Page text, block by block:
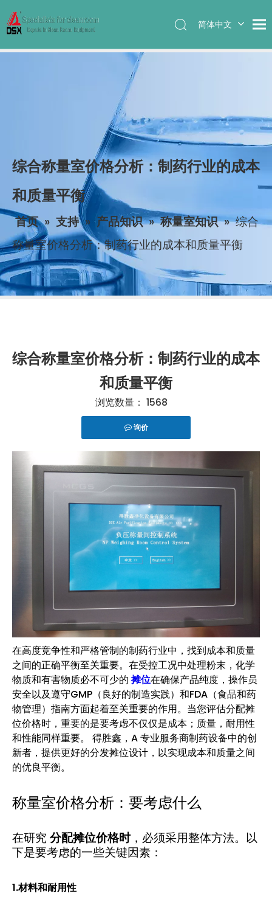
简体中文
综合称量室价格分析：制药行业的成本
和质量平衡
首页 » 支持 » 产品知识 »称量室知识 »综合
称量室价格分析：制药行业的成本和质量平衡
综合称量室价格分析：制药行业的成本
和质量平衡
浏览数量： 1568
询价
在高度竞争性和严格管制的制药行业中，找到成本和质量
之间的正确平衡至关重要。在受控工况中处理粉末，化学
物质和有害物质必不可少的 摊位在确保产品纯度，操作员
安全以及遵守GMP（良好的制造实践）和FDA（食品和药
物管理）指南方面起着至关重要的作用。当您评估分配摊
位价格时，重要的是要考虑不仅仅是成本；质量，耐用性
和性能同样重要。 得胜鑫，A 专业服务商制药设备中的创
新者，提供更好的分发摊位设计，以实现成本和质量之间
的优良平衡。
称量室价格分析：要考虑什么
在研究 分配摊位价格时，必须采用整体方法。以
下是要考虑的一些关键因素：
1.材料和耐用性